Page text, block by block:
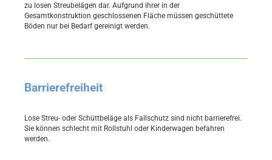
zu losen Streubelägen dar. Aufgrund ihrer in der
Gesamtkonstruktion geschlossenen Fläche müssen geschüttete
Böden nur bei Bedarf gereinigt werden.
Barrierefreiheit
Lose Streu- oder Schüttbeläge als Fallschutz sind nicht barrierefrei.
Sie können schlecht mit Rollstuhl oder Kinderwagen befahren
werden.